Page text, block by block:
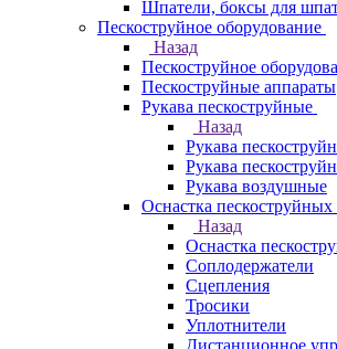
Шпатели, боксы для
Пескоструйное оборудование
Назад
Пескоструйное
Пескоструйные аппараты
Рукава пескоструйные
Назад
Рукава
Рукава
Рукава воздушные
Оснастка пескоструйных
Назад
Оснастка
Соплодержатели
Сцепления
Тросики
Уплотнители
Дистанционное